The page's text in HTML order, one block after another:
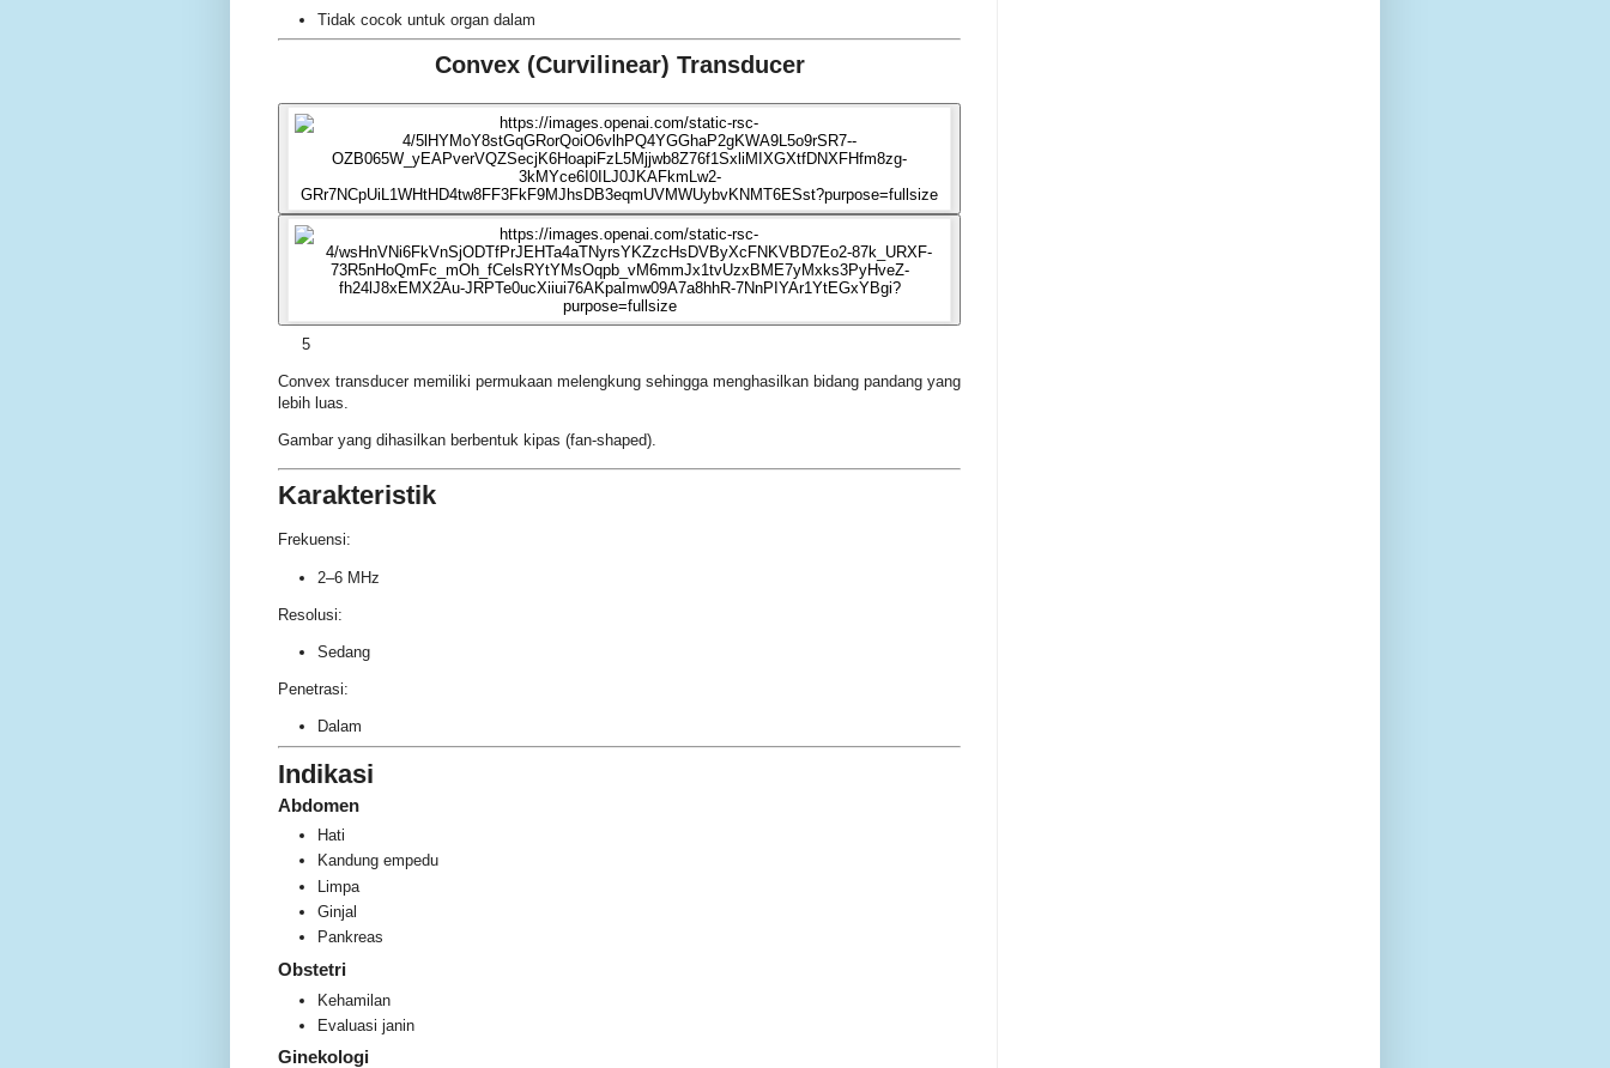
Tidak cocok untuk organ dalam
Convex (Curvilinear) Transducer
5
Convex transducer memiliki permukaan melengkung sehingga menghasilkan bidang pandang yang
lebih luas.
Gambar yang dihasilkan berbentuk kipas (fan-shaped).
Karakteristik
Frekuensi:
2–6 MHz
Resolusi:
Sedang
Penetrasi:
Dalam
Indikasi
Abdomen
Hati
Kandung empedu
Limpa
Ginjal
Pankreas
Obstetri
Kehamilan
Evaluasi janin
Ginekologi